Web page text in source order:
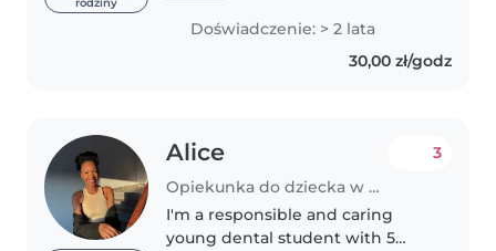
rodziny
dla mnie nie tylko obowiązek, ale
przede wszystkim ogromna
przyjemność i źródło radości
Doświadczenie: > 2 lata
30,00 zł/godz
Alice
Opiekunka do dziecka w Poznań
3
I'm a responsible and caring
young dental student with 5